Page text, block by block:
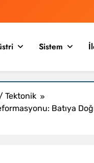
Sistem
Tektonik
Batıya